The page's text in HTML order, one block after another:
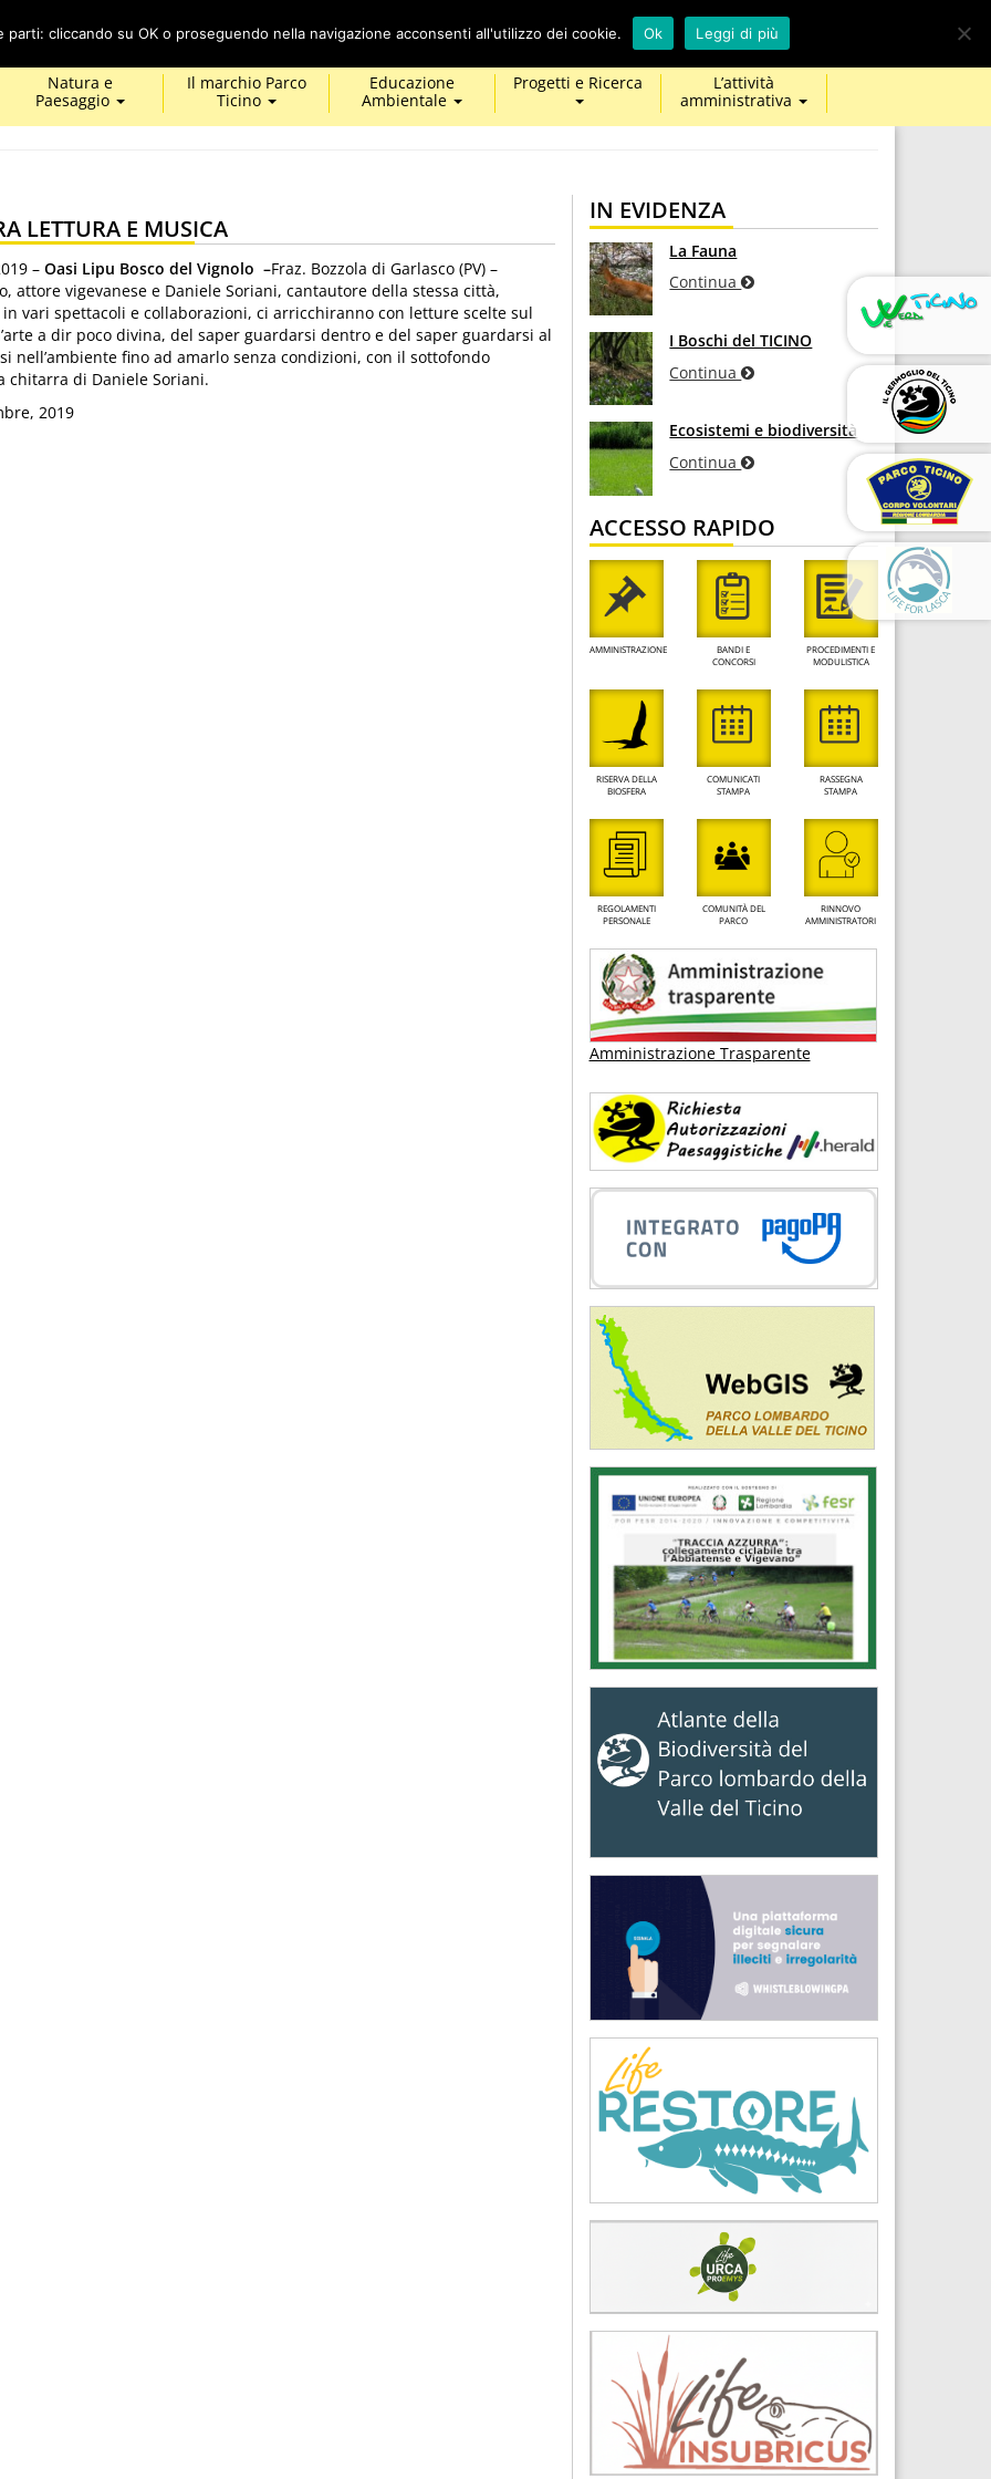
Cerca
map-
marker
calendar
Natura e
Paesaggio
Il marchio Parco
Ticino
Educazione
Ambientale
Progetti e Ricerca
L’attività
amministrativa
LETTURA E MUSICA
– Oasi Lipu Bosco del Vignolo –Fraz. Bozzola di Garlasco (PV) –
attore vigevanese e Daniele Soriani, cantautore della stessa città,
vari spettacoli e collaborazioni, ci arricchiranno con letture scelte sul
a dir poco divina, del saper guardarsi dentro e del saper guardarsi al
nell’ambiente fino ad amarlo senza condizioni, con il sottofondo
chitarra di Daniele Soriani.
2019
IN EVIDENZA
La Fauna
Continua
I Boschi del TICINO
Continua
Ecosistemi e biodiversità
Continua
ACCESSO RAPIDO
AMMINISTRAZIONE
BANDI E
CONCORSI
PROCEDIMENTI E
MODULISTICA
RISERVA DELLA
BIOSFERA
COMUNICATI
STAMPA
RASSEGNA
STAMPA
REGOLAMENTI
PERSONALE
COMUNITÀ DEL
PARCO
RINNOVO
AMMINISTRATORI
Amministrazione Trasparente
cliccando su OK o proseguendo nella navigazione acconsenti all'utilizzo dei cookie. Ok Leggi di più